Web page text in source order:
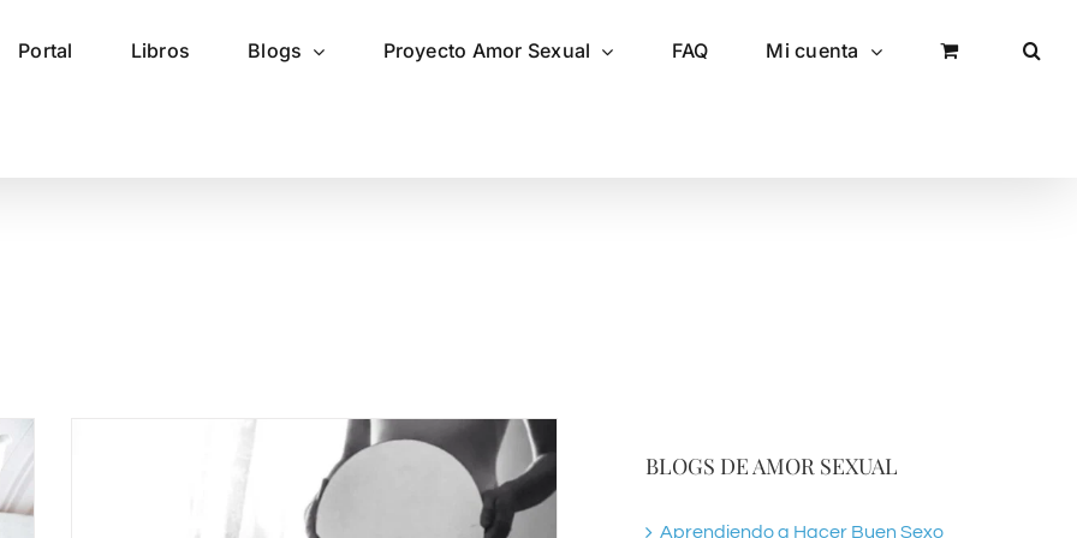
Portal Libros Blogs Proyecto Amor Sexual FAQ Mi cuenta
BLOGS DE AMOR SEXUAL
Aprendiendo a Hacer Buen Sexo